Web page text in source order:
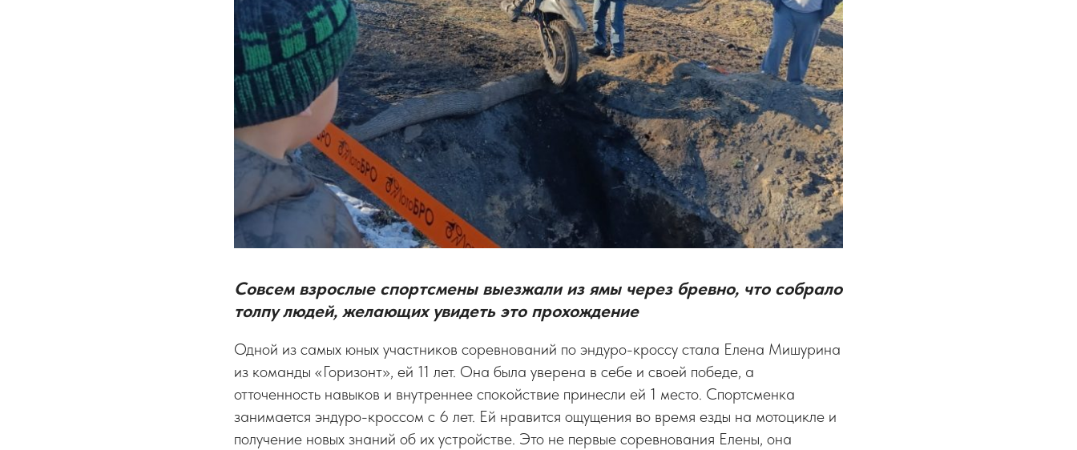
Совсем взрослые спортсмены выезжали из ямы через бревно, что собрало
толпу людей, желающих увидеть это прохождение
Одной из самых юных участников соревнований по эндуро-кроссу стала Елена Мишурина
из команды «Горизонт», ей 11 лет. Она была уверена в себе и своей победе, а
отточенность навыков и внутреннее спокойствие принесли ей 1 место. Спортсменка
занимается эндуро-кроссом с 6 лет. Ей нравится ощущения во время езды на мотоцикле и
получение новых знаний об их устройстве. Это не первые соревнования Елены, она